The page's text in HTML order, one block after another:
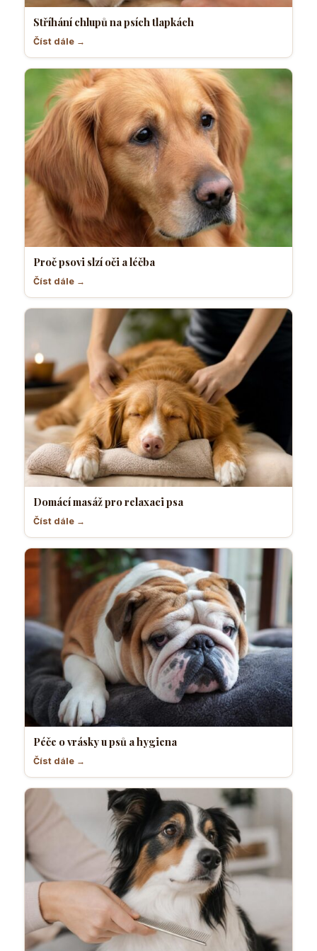
Stříhání chlupů na psích tlapkách
Číst dále →
Proč psovi slzí oči a léčba
Číst dále →
Domácí masáž pro relaxaci psa
Číst dále →
Péče o vrásky u psů a hygiena
Číst dále →